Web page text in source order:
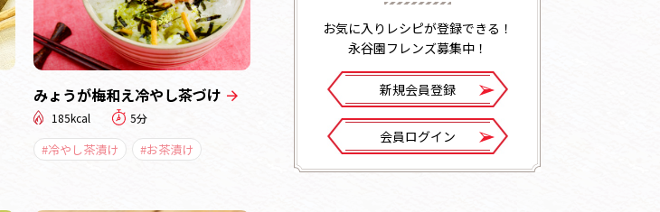
みょうが梅和え冷やし茶づけ
185kcal 5分
#冷やし茶漬け #お茶漬け
お気に入りレシピが登録できる！
永谷園フレンズ募集中！
新規会員登録
会員ログイン